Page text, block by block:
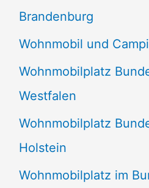
Brandenburg
Wohnmobil und
Wohnmobilplatz
Westfalen
Wohnmobilplatz
Holstein
Wohnmobilplatz im